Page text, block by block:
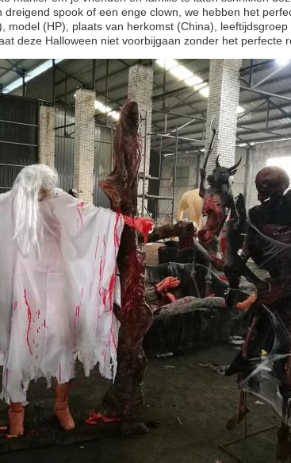
spook of een enge clown, we hebben het
model (HP), plaats van herkomst (China),
deze Halloween niet voorbijgaan zonder het perfecte